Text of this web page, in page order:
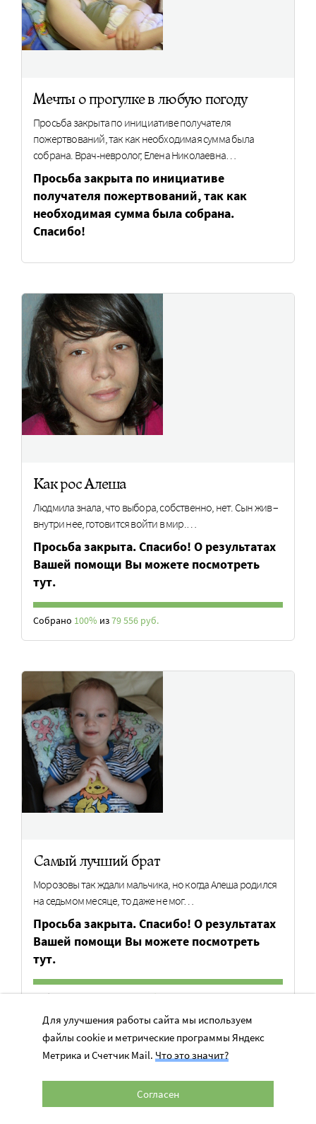
Мечты о прогулке в любую погоду
Просьба закрыта по инициативе получателя
пожертвований, так как необходимая сумма была
собрана. Врач-невролог, Елена Николаевна…
Просьба закрыта по инициативе
получателя пожертвований, так как
необходимая сумма была собрана.
Спасибо!
Как рос Алеша
Людмила знала, что выбора, собственно, нет. Сын жив –
внутри нее, готовится войти в мир.…
Просьба закрыта. Спасибо! О результатах
Вашей помощи Вы можете посмотреть
тут.
Собрано 100% из79 556 руб.
Самый лучший брат
Морозовы так ждали мальчика, но когда Алеша родился
на седьмом месяце, то даже не мог…
Просьба закрыта. Спасибо! О результатах
Вашей помощи Вы можете посмотреть
тут.
Собрано100%из31 500 руб.
Страницы памяти
Для улучшения работы сайта мы используем
файлы cookie и метрические программы Яндекс
Метрика и Счетчик Mail. Что это значит?
Согласен